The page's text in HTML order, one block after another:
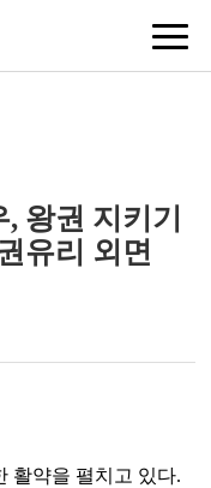
왕권 지키기
유리 외면
활약을 펼치고 있다.